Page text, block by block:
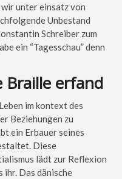
unter einsatz von
Unbestand
Schreiber zum
ein “Tagesschau” denn
Braille erfand
im kontext des
Beziehungen zu
ein Erbauer seines
Diese
lädt zur Reflexion
ihr. Das dänische